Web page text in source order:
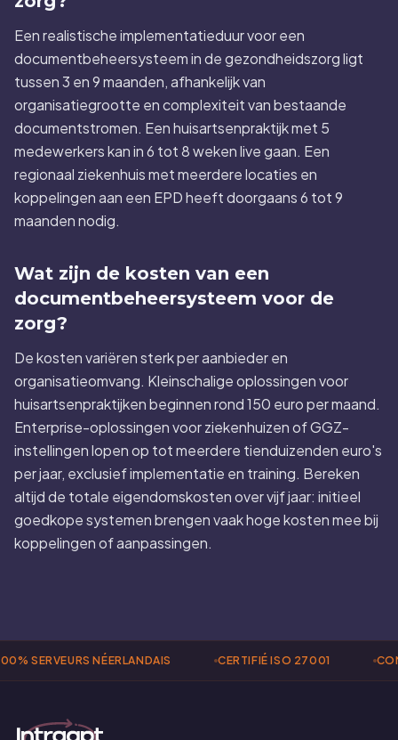
Een realistische implementatieduur voor een
documentbeheersysteem in de gezondheidszorg ligt
tussen 3 en 9 maanden, afhankelijk van
organisatiegrootte en complexiteit van bestaande
documentstromen. Een huisartsenpraktijk met 5
medewerkers kan in 6 tot 8 weken live gaan. Een
regionaal ziekenhuis met meerdere locaties en
koppelingen aan een EPD heeft doorgaans 6 tot 9
maanden nodig.
Wat zijn de kosten van een
documentbeheersysteem voor de
zorg?
De kosten variëren sterk per aanbieder en
organisatieomvang. Kleinschalige oplossingen voor
huisartsenpraktijken beginnen rond 150 euro per maand.
Enterprise-oplossingen voor ziekenhuizen of GGZ-
instellingen lopen op tot meerdere tienduizenden euro's
per jaar, exclusief implementatie en training. Bereken
altijd de totale eigendomskosten over vijf jaar: initieel
goedkope systemen brengen vaak hoge kosten mee bij
koppelingen of aanpassingen.
SERVEURS NÉERLANDAIS CERTIFIÉ ISO 27001